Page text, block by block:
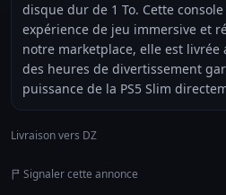
disque dur de 1 To. Cette
expérience de jeu immersive et
notre marketplace, elle est livrée
des heures de divertissement
puissance de la PS5 Slim
Livraison vers DZ
Signaler cette annonce